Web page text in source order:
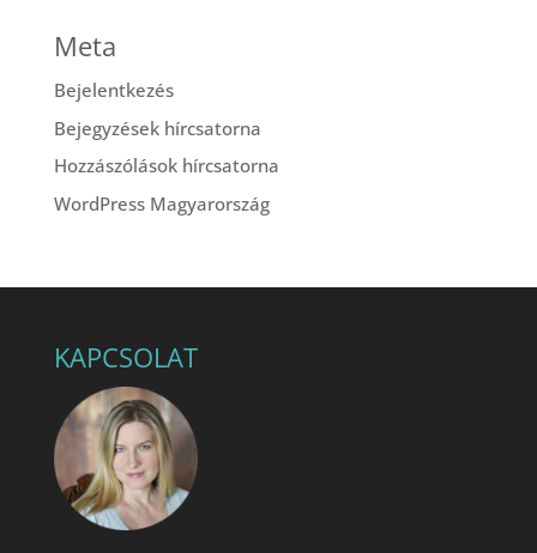
Meta
Bejelentkezés
Bejegyzések hírcsatorna
Hozzászólások hírcsatorna
WordPress Magyarország
KAPCSOLAT